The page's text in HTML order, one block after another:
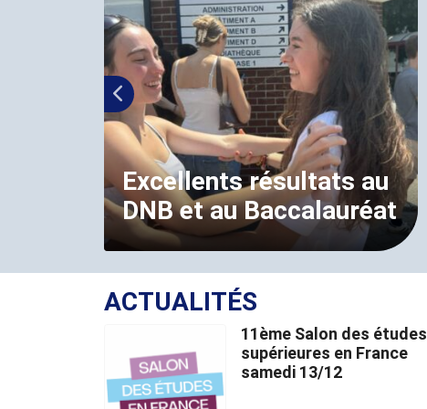
Excellents résultats au
DNB et au Baccalauréat
ACTUALITÉS
11ème Salon des études
supérieures en France
samedi 13/12